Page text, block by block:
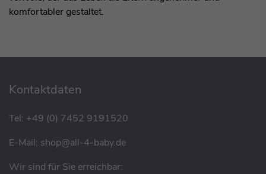
komfortabler gestaltet.
Kontaktdaten
Tel: +49 (0) 7452 9191520
E-Mail: shop@all-4-baby.de
Wir sind für Sie erreichbar: